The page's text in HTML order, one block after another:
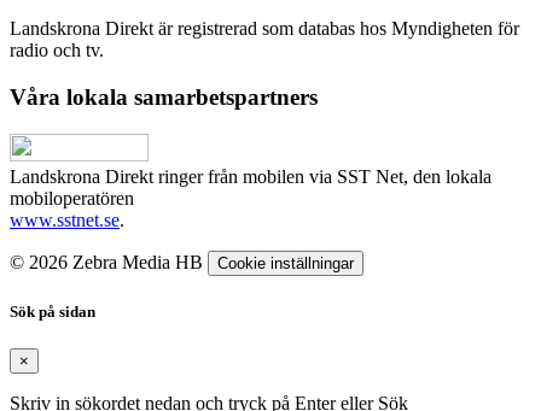
Landskrona Direkt är registrerad som databas hos Myndigheten för
radio och tv.
Våra lokala samarbetspartners
Landskrona Direkt ringer från mobilen via SST Net, den lokala
mobiloperatören
www.sstnet.se.
© 2026 Zebra Media HB Cookie inställningar
Sök på sidan
×
Skriv in sökordet nedan och tryck på Enter eller Sök